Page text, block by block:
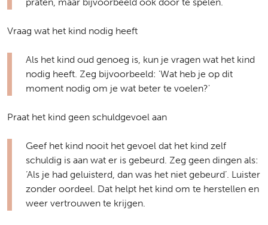
Vraag wat het kind nodig heeft
Als het kind oud genoeg is, kun je vragen wat het kind
nodig heeft. Zeg bijvoorbeeld: 'Wat heb je op dit
moment nodig om je wat beter te voelen?'
Praat het kind geen schuldgevoel aan
Geef het kind nooit het gevoel dat het kind zelf
schuldig is aan wat er is gebeurd. Zeg geen dingen als:
‘Als je had geluisterd, dan was het niet gebeurd’. Luister
zonder oordeel. Dat helpt het kind om te herstellen en
weer vertrouwen te krijgen.